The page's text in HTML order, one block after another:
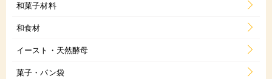
和菓子材料
和食材
イースト・天然酵母
菓子・パン袋